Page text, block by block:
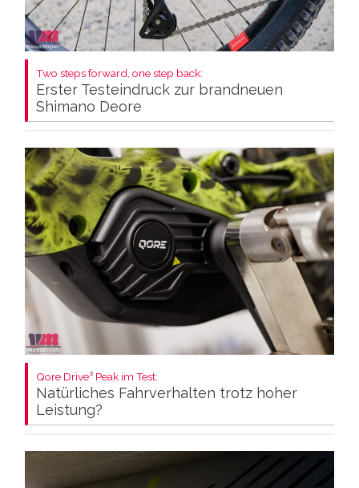
Two steps forward, one step back:
Erster Testeindruck zur brandneuen
Shimano Deore
Qore Drive³ Peak im Test:
Natürliches Fahrverhalten trotz hoher
Leistung?